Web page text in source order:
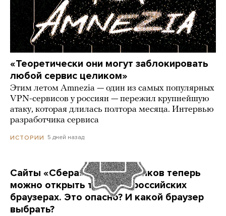
«Теоретически они могут заблокировать
любой сервис целиком»
Этим летом Amnezia — один из самых популярных
VPN-сервисов у россиян — пережил крупнейшую
атаку, которая длилась полтора месяца. Интервью
разработчика сервиса
ИСТОРИИ 5 дней назад
Сайты «Сбера» и других банков теперь
можно открыть только в российских
браузерах. Это опасно? И какой браузер
выбрать?